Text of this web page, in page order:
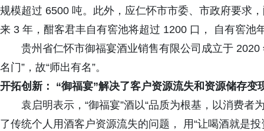
规模超过 6500 吨。此外，应仁怀市市委、市政府要求
来 3 年，酣客君丰自有窖池将超过 1200 口， 自有窖池
贵州省仁怀市御福宴酒业销售有限公司成立于 2020
名门”，故“师出有名”。
开拓创新： “御福宴”解决了客户资源流失和资源储存变
袁启明表示，“御福宴”酒以“品质为根基，以消费者
了传统个人用酒客户资源流失的问题， 用“让喝酒就是